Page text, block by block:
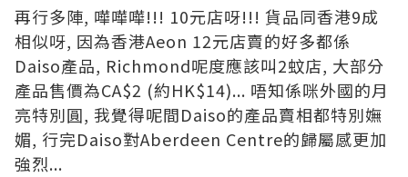
再行多陣, 嘩嘩嘩!!! 10元店呀!!! 貨品同香港9成
相似呀, 因為香港Aeon 12元店賣的好多都係
Daiso產品, Richmond呢度應該叫2蚊店, 大部分
產品售價為CA$2 (約HK$14)... 唔知係咪外國的月
亮特別圓, 我覺得呢間Daiso的產品賣相都特別嫵
媚, 行完Daiso對Aberdeen Centre的歸屬感更加
強烈...